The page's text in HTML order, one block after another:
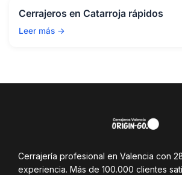
Cerrajeros en Catarroja rápidos
Leer más →
Cerrajería profesional en Valencia con
experiencia. Más de 100.000 clientes